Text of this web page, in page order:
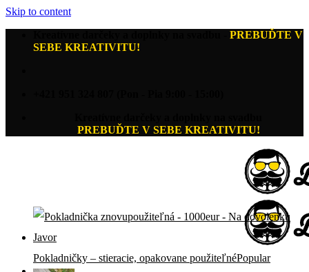
Skip to content
PREBUĎTE V
SEBE KREATIVITU!
PREBUĎTE V SEBE KREATIVITU!
Pokladničky – stieracie, opakovane použiteľné